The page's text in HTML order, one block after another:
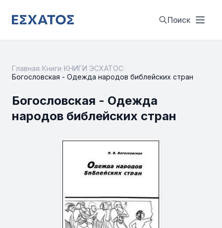
Поиск
Главная Книги КНИГИ ЭСХАТОС
Богословская - Одежда народов библейских стран
Богословская - Одежда
народов библейских стран